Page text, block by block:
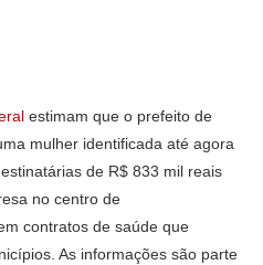
estimam que o prefeito de
mulher identificada até agora
de R$ 833 mil reais
no centro de
contratos de saúde que
As informações são parte